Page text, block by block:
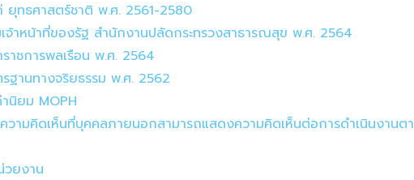
ยุทธศาสตร์ชาติ พ.ศ. 2561-2580
จ้าหน้าที่ของรัฐ สำนักงานปลัดกระทรวงสาธารณสุข พ.ศ. 2564
าชการพลเรือน พ.ศ. 2564
านทางจริยธรรม พ.ศ. 2562
นิยม MOPH
วามคิดเห็นที่บุคคลภายนอกสามารถแสดงความคิดเห็นต่อการดำเนินงานต
ยงาน